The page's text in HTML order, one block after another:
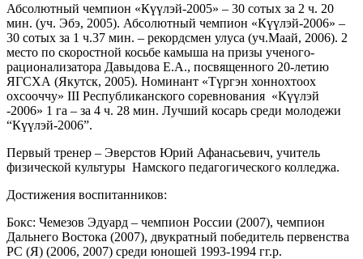
Абсолютный чемпион «Күүлэй-2005» – 30 сотых за 2 ч. 20
мин. (уч. Эбэ, 2005). Абсолютный чемпион «Күүлэй-2006» –
30 сотых за 1 ч.37 мин. – рекордсмен улуса (уч.Маай, 2006). 2
место по скоростной косьбе камыша на призы ученого-
рационализатора Давыдова Е.А., посвященного 20-летию
ЯГСХА (Якутск, 2005). Номинант «Түргэн хоннохтоох
охсооччу» III Республиканского соревнования «Күүлэй
-2006» 1 га – за 4 ч. 28 мин. Лучший косарь среди молодежи
“Күүлэй-2006”.
Первый тренер – Эверстов Юрий Афанасьевич, учитель
физической культуры Намского педагогического колледжа.
Достижения воспитанников:
Бокс: Чемезов Эдуард – чемпион России (2007), чемпион
Дальнего Востока (2007), двукратный победитель первенства
РС (Я) (2006, 2007) среди юношей 1993-1994 гг.р.